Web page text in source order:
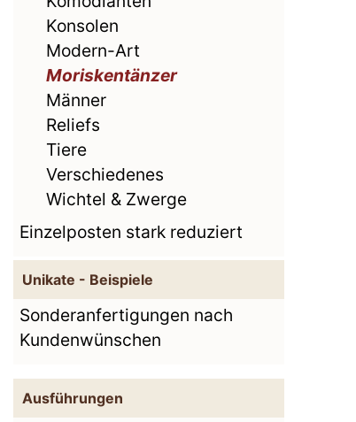
Konsolen
Modern-Art
Moriskentänzer
Männer
Reliefs
Tiere
Verschiedenes
Wichtel & Zwerge
Einzelposten stark reduziert
Unikate - Beispiele
Sonderanfertigungen nach
Kundenwünschen
Ausführungen